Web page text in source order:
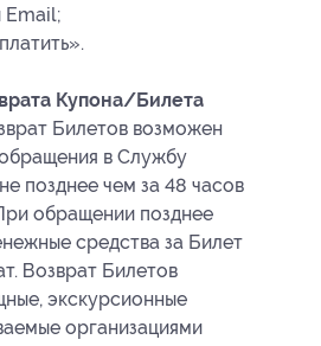
Email;
Купона/Билета
Билетов возможен
в Службу
позднее чем за 48 часов
обращении позднее
средства за Билет
Возврат Билетов
экскурсионные
организациями